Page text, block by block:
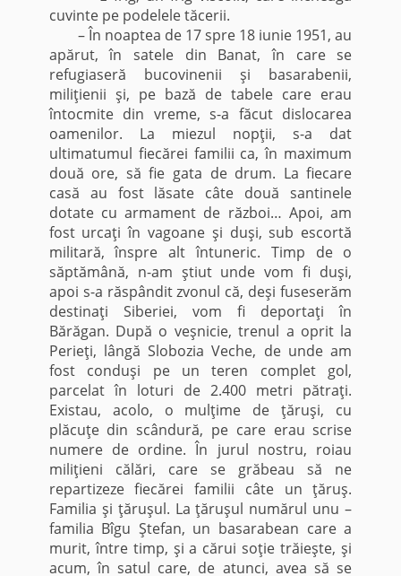
cuvinte pe podelele tăcerii.
– În noaptea de 17 spre 18 iunie 1951, au
apărut, în satele din Banat, în care se
refugiaseră bucovinenii şi basarabenii,
miliţienii şi, pe bază de tabele care erau
întocmite din vreme, s-a făcut dislocarea
oamenilor. La miezul nopţii, s-a dat
ultimatumul fiecărei familii ca, în maximum
două ore, să fie gata de drum. La fiecare
casă au fost lăsate câte două santinele
dotate cu armament de război… Apoi, am
fost urcaţi în vagoane şi duşi, sub escortă
militară, înspre alt întuneric. Timp de o
săptămână, n-am ştiut unde vom fi duşi,
apoi s-a răspândit zvonul că, deşi fuseserăm
destinaţi Siberiei, vom fi deportaţi în
Bărăgan. După o veşnicie, trenul a oprit la
Perieţi, lângă Slobozia Veche, de unde am
fost conduşi pe un teren complet gol,
parcelat în loturi de 2.400 metri pătraţi.
Existau, acolo, o mulţime de ţăruşi, cu
plăcuţe din scândură, pe care erau scrise
numere de ordine. În jurul nostru, roiau
miliţieni călări, care se grăbeau să ne
repartizeze fiecărei familii câte un ţăruş.
Familia şi ţăruşul. La ţăruşul numărul unu –
familia Bîgu Ştefan, un basarabean care a
murit, între timp, şi a cărui soţie trăieşte, şi
acum, în satul care, de atunci, avea să se